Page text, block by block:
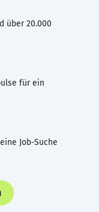
über 20.000
für ein
Job-Suche